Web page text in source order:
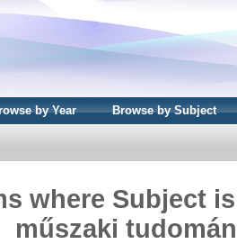
by Year Browse by Subject
where Subject
műszaki